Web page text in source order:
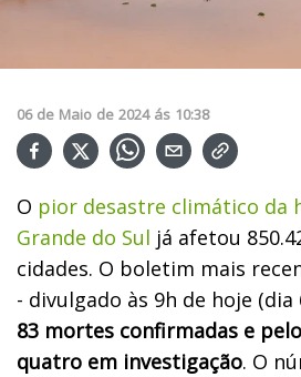
06 de Maio de 2024 ás 10:38
O pior desastre climático da
Grande do Sul já afetou
cidades. O boletim mais
- divulgado às 9h de hoje (dia
83 mortes confirmadas e
quatro em investigação. O